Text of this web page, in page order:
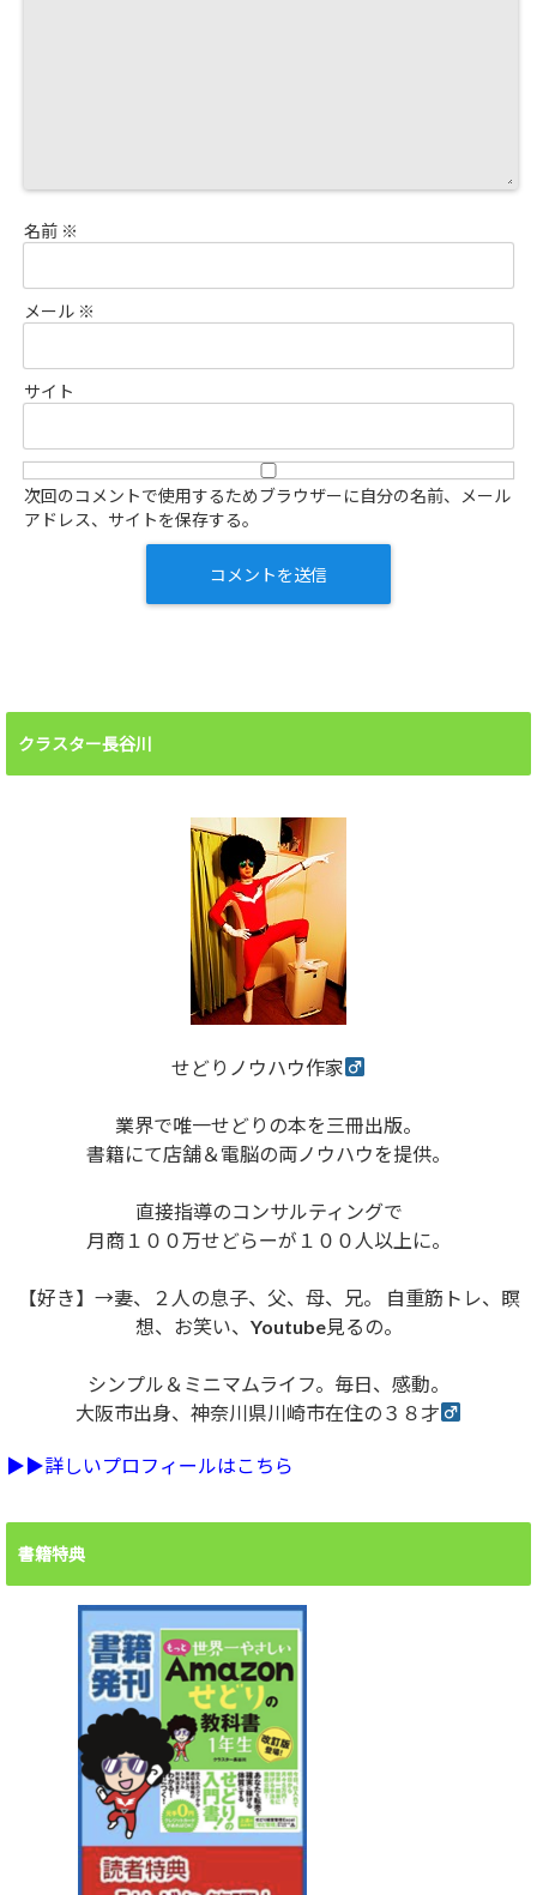
名前 ※
メール ※
サイト
次回のコメントで使用するためブラウザーに自分の名前、メール
アドレス、サイトを保存する。
クラスター長谷川
せどりノウハウ作家
業界で唯一せどりの本を三冊出版。
書籍にて店舗＆電脳の両ノウハウを提供。
直接指導のコンサルティングで
月商１００万せどらーが１００人以上に。
【好き】→妻、２人の息子、父、母、兄。 自重筋トレ、瞑
想、お笑い、Youtube見るの。
シンプル＆ミニマムライフ。毎日、感動。
大阪市出身、神奈川県川崎市在住の３８才
▶︎▶︎詳しいプロフィールはこちら
書籍特典